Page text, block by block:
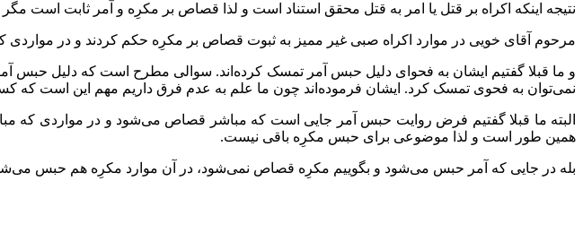
نتیجه اینکه اکراه بر قتل یا امر به قتل محقق استناد است و لذا قصاص بر مکرِه و آمر ثابت است
مرحوم آقای خویی در موارد اکراه صبی غیر ممیز به ثبوت قصاص بر مکرِه حکم کردند و در
و ما قبلا گفتیم ایشان به فحوای دلیل حبس آمر تمسک کرده‌اند. سوالی مطرح است که دلیل حبس
نمی‌توان به فحوی تمسک کرد. ایشان فرموده‌اند چون ما علم به عدم فرق داریم مهم این است که
البته ما قبلا گفتیم فرض روایت حبس آمر جایی است که مباشر قصاص می‌شود و در مواردی که
همین طور است و لذا موضوعی برای حبس مکرِه باقی نیست.
بله در جایی که آمر حبس می‌شود و بگوییم مکرِه قصاص نمی‌شود، در آن موارد مکرِه هم حبس